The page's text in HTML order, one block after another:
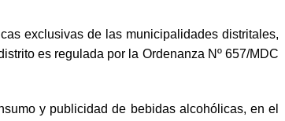
exclusivas de las municipalidades distritales,
es regulada por la Ordenanza Nº 657/MDC
y publicidad de bebidas alcohólicas, en el